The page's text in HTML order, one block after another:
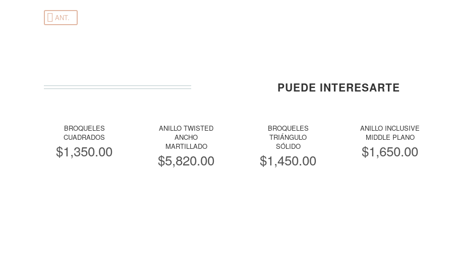
ANT.
PUEDE INTERESARTE
BROQUELES
CUADRADOS
$1,350.00
ANILLO TWISTED
ANCHO
MARTILLADO
$5,820.00
BROQUELES
TRIÁNGULO
SÓLIDO
$1,450.00
ANILLO INCLUSIVE
MIDDLE PLANO
$1,650.00